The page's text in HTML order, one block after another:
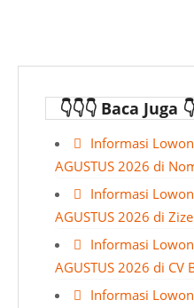
👇👇👇 Baca Juga
Informasi
AGUSTUS 2026 di
Informasi
AGUSTUS 2026 di
Informasi
AGUSTUS 2026 di CV
Informasi